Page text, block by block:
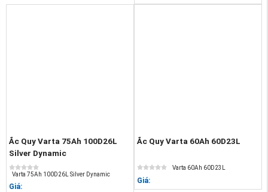
Ắc Quy Varta 75Ah 100D26L
Silver Dynamic
Varta 75Ah 100D26L Silver Dynamic
Giá:
Ắc Quy Varta 60Ah 60D23L
Varta 60Ah 60D23L
Giá: